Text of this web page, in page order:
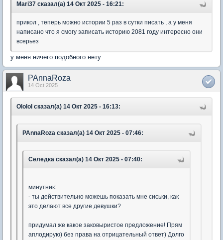
Mari37 сказал(а) 14 Окт 2025 - 16:21:
прикол , теперь можно истории 5 раз в сутки писать , а у меня
написано что я смогу записать историю 2081 году интересно они
всерьез
у меня ничего подобного нету
PAnnaRoza
14 Oct 2025
Ololol сказал(а) 14 Окт 2025 - 16:13:
PAnnaRoza сказал(а) 14 Окт 2025 - 07:46:
Селедка сказал(а) 14 Окт 2025 - 07:40:
минутник:
- ты действительно можешь показать мне сиськи, как
это делают все другие девушки?
придумал же какое заковыристое предложение! Прям
аплодирую) без права на отрицательный ответ) Долго